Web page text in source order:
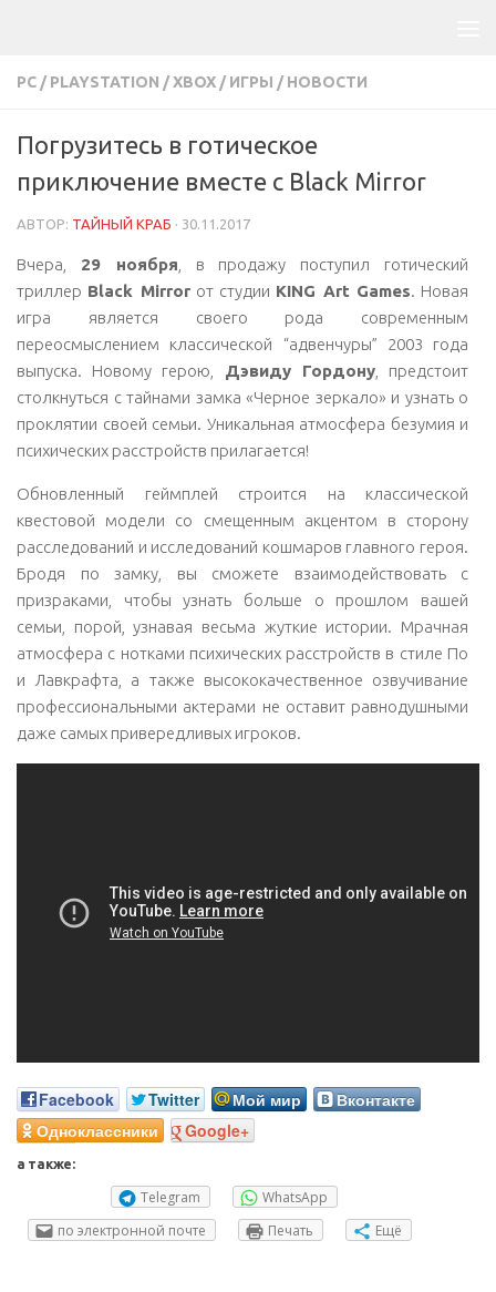
PC / PLAYSTATION /XBOX / ИГРЫ / НОВОСТИ
Погрузитесь в готическое
приключение вместе с Black Mirror
АВТОР: ТАЙНЫЙ КРАБ · 30.11.2017
Вчера, 29 ноября , в продажу поступил готический
триллер Black Mirrorот студии KING Art Games. Новая
игра является своего рода современным
переосмыслением классической “адвенчуры” 2003 года
выпуска. Новому герою, Дэвиду Гордону, предстоит
столкнуться с тайнами замка «Черное зеркало» и узнать о
проклятии своей семьи. Уникальная атмосфера безумия и
психических расстройств прилагается!
Обновленный геймплей строится на классической
квестовой модели со смещенным акцентом в сторону
расследований и исследований кошмаров главного героя.
Бродя по замку, вы сможете взаимодействовать с
призраками, чтобы узнать больше о прошлом вашей
семьи, порой, узнавая весьма жуткие истории. Мрачная
атмосфера с нотками психических расстройств в стиле По
и Лавкрафта, а также высококачественное озвучивание
профессиональными актерами не оставит равнодушными
даже самых привередливых игроков.
Facebook Twitter Мой мир
Вконтакте
Одноклассники
Google+
а также:
Telegram
WhatsApp
по электронной почте
Печать Ещё